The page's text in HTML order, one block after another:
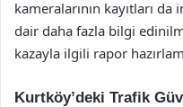
kameralarının kayıtları
dair daha fazla bilgi
kazayla ilgili rapor
Kurtköy’deki Trafik